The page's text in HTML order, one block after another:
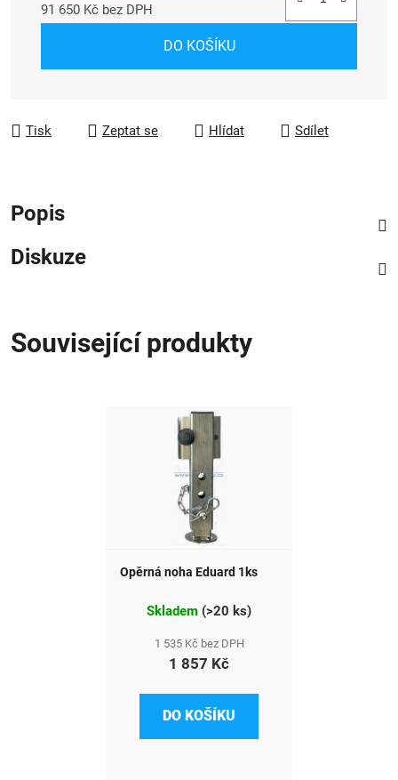
91 650 Kč bez DPH
DO KOŠÍKU
Tisk Zeptat se Hlídat Sdílet
Popis
Diskuze
Související produkty
Opěrná noha Eduard 1ks
Skladem (>20 ks)
1 535 Kč bez DPH
1 857 Kč
DO KOŠÍKU